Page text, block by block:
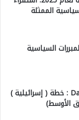
الممثلة
السياسية
ممر داوود David’s Corrido : خطة ( إسرائيلية )
الأوسط)